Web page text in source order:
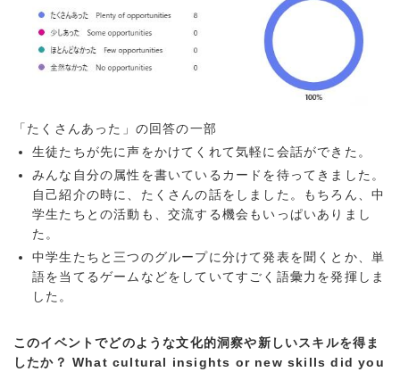
「たくさんあった」の回答の一部
生徒たちが先に声をかけてくれて気軽に会話ができた。
みんな自分の属性を書いているカードを待ってきました。
自己紹介の時に、たくさんの話をしました。もちろん、中
学生たちとの活動も、交流する機会もいっぱいありまし
た。
中学生たちと三つのグループに分けて発表を聞くとか、単
語を当てるゲームなどをしていてすごく語彙力を発揮しま
した。
このイベントでどのような文化的洞察や新しいスキルを得ま
したか？ What cultural insights or new skills did you